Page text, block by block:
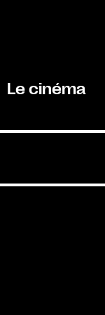
Le cinéma